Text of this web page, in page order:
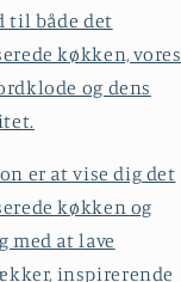
til både det
køkken, vores
og dens
er at vise dig det
køkken og
med at lave
inspirerende